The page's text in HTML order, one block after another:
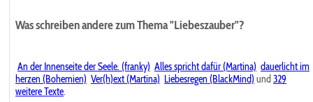
Was schreiben andere zum Thema "Liebeszauber"?
An der Innenseite der Seele. (franky) Alles spricht dafür (Martina) dauerlicht im
herzen (Bohemien) Ver(h)ext (Martina) Liebesregen (BlackMind) und 329
weitere Texte.